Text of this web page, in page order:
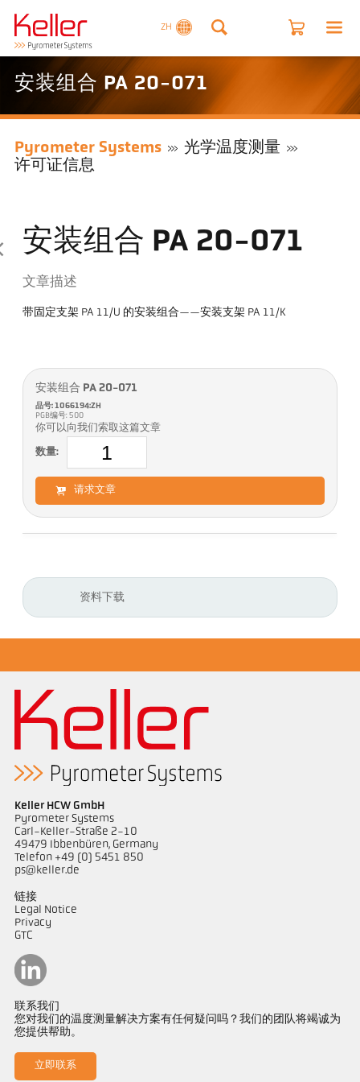
ZH
安装组合 PA 20-071
Pyrometer Systems
光学温度测量
许可证信息
安装组合 PA 20-071
文章描述
带固定支架 PA 11/U 的安装组合——安装支架 PA 11/K
安装组合 PA 20-071
品号: 1066194:ZH
PGB编号: 500
你可以向我们索取这篇文章
数量:
请求文章
资料下载
Keller HCW GmbH
Pyrometer Systems
Carl-Keller-Straße 2-10
49479 Ibbenbüren, Germany
Telefon +49 (0) 5451 850
ps@keller.de
链接
Legal Notice
Privacy
GTC
联系我们
您对我们的温度测量解决方案有任何疑问吗？我们的团队将竭诚为
您提供帮助。
立即联系